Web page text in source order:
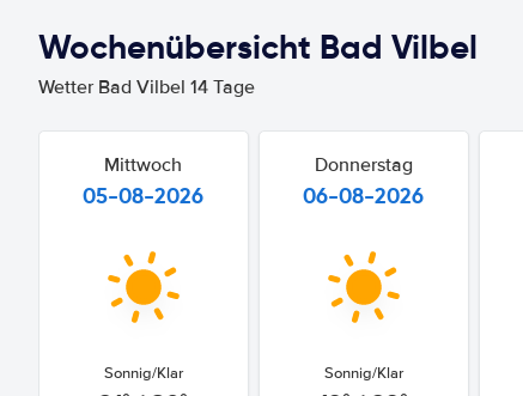
Wochenübersicht Bad Vilbel
Wetter Bad Vilbel 14 Tage
Mittwoch
05-08-2026
Sonnig/Klar
Donnerstag
06-08-2026
Sonnig/Klar